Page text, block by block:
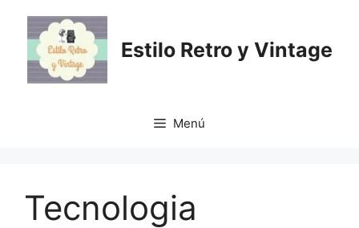
contenido
Estilo Retro y Vintage
Menú
Tecnologia